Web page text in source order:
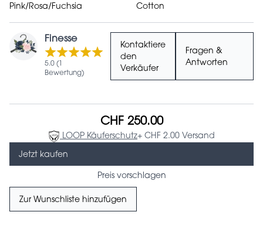
Pink/Rosa/Fuchsia
Cotton
Finesse
5.0 (1
Bewertung)
Kontaktiere
den
Verkäufer
Fragen &
Antworten
CHF 250.00
LOOP Käuferschutz+ CHF 2.00 Versand
Jetzt kaufen
Preis vorschlagen
Zur Wunschliste hinzufügen